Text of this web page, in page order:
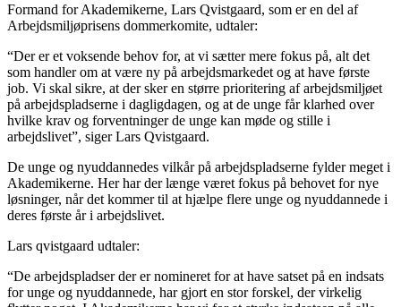
Formand for Akademikerne, Lars Qvistgaard, som er en del af
Arbejdsmiljøprisens dommerkomite, udtaler:
“Der er et voksende behov for, at vi sætter mere fokus på, alt det
som handler om at være ny på arbejdsmarkedet og at have første
job. Vi skal sikre, at der sker en større prioritering af arbejdsmiljøet
på arbejdspladserne i dagligdagen, og at de unge får klarhed over
hvilke krav og forventninger de unge kan møde og stille i
arbejdslivet”, siger Lars Qvistgaard.
De unge og nyuddannedes vilkår på arbejdspladserne fylder meget i
Akademikerne. Her har der længe været fokus på behovet for nye
løsninger, når det kommer til at hjælpe flere unge og nyuddannede i
deres første år i arbejdslivet.
Lars qvistgaard udtaler:
“De arbejdspladser der er nomineret for at have satset på en indsats
for unge og nyuddannede, har gjort en stor forskel, der virkelig